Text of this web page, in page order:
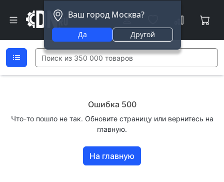
Ваш город Москва?
Да Другой
Ошибка 500
Что-то пошло не так. Обновите страницу или вернитесь на
главную.
На главную